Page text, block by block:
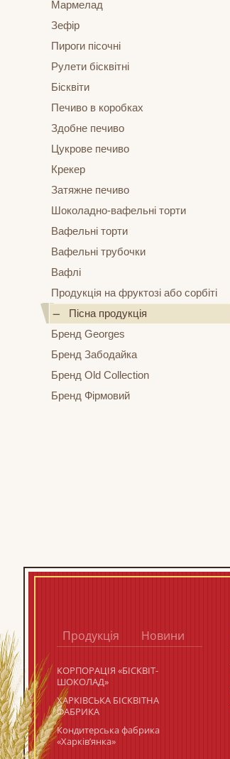
Мармелад
Зефір
Пироги пісочні
Рулети бісквітні
Бісквіти
Печиво в коробках
Здобне печиво
Цукрове печиво
Крекер
Затяжне печиво
Шоколадно-вафельні торти
Вафельні торти
Вафельні трубочки
Вафлі
Продукція на фруктозі або сорбіті
Пісна продукція
Бренд Georges
Бренд Забодайка
Бренд Old Collection
Бренд Фірмовий
Продукція Новини
КОРПОРАЦIЯ «БIСКВIТ-
ШОКОЛАД»
ХАРКІВСЬКА БІСКВІТНА
ФАБРИКА
Кондитерська фабрика
«Харків’янка»